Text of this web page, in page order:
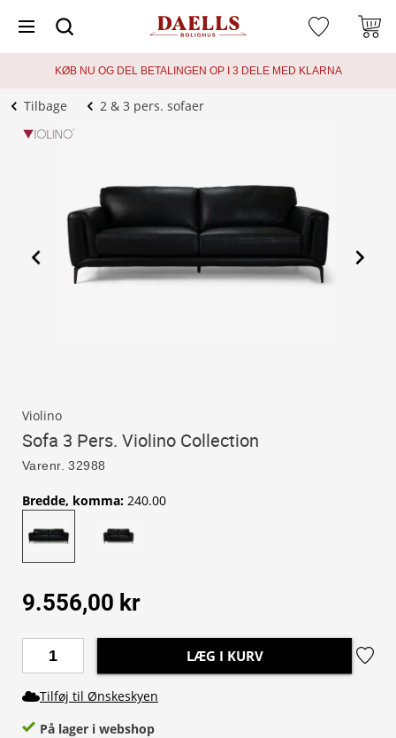
KØB NU OG DEL BETALINGEN OP I 3 DELE MED KLARNA
Tilbage 2 & 3 pers. sofaer
Violino
Sofa 3 Pers. Violino Collection
Varenr. 32988
Bredde, komma: 240.00
9.556,00 kr
LÆG I KURV
Tilføj til Ønskeskyen
På lager i webshop